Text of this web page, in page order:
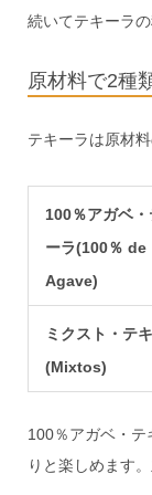
続いてテキーラ
原材料で2種
テキーラは原材
100％アガベ・
ーラ(100％ de
Agave)
ミクスト・テ
(Mixtos)
100％アガベ・
りと楽しめます